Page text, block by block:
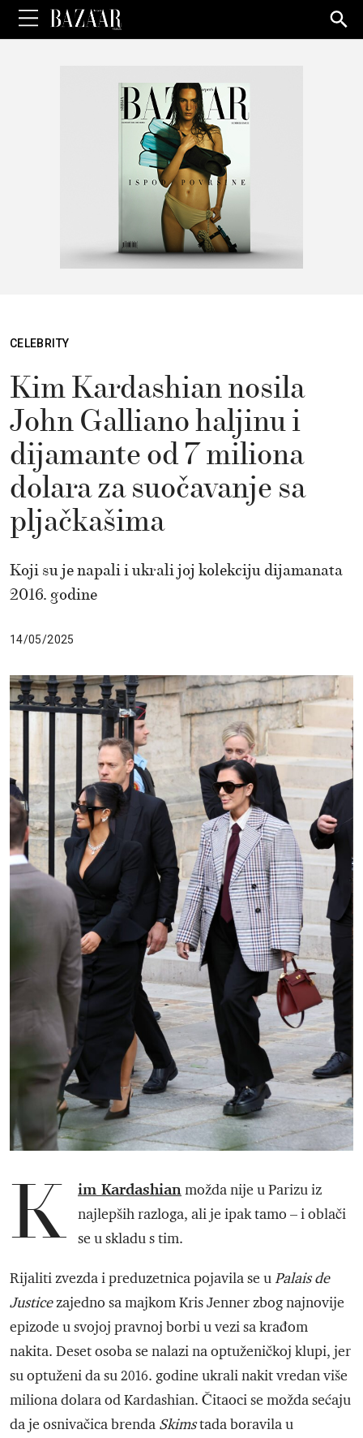
for:
CELEBRITY
Kim Kardashian nosila
John Galliano haljinu i
dijamante od 7 miliona
dolara za suočavanje sa
pljačkašima
Koji su je napali i ukrali joj kolekciju dijamanata
2016. godine
14/05/2025
K im Kardashianmožda nije u Parizu iz
najlepših razloga, ali je ipak tamo – i oblači
se u skladu s tim.
Rijaliti zvezda i preduzetnica pojavila se uPalais de
Justicezajedno sa majkom Kris Jenner zbog najnovije
epizode u svojoj pravnoj borbi u vezi sa krađom
nakita. Deset osoba se nalazi na optuženičkoj klupi, jer
su optuženi da su 2016. godine ukrali nakit vredan više
miliona dolara od Kardashian. Čitaoci se možda sećaju
da je osnivačica brenda Skimstada boravila u